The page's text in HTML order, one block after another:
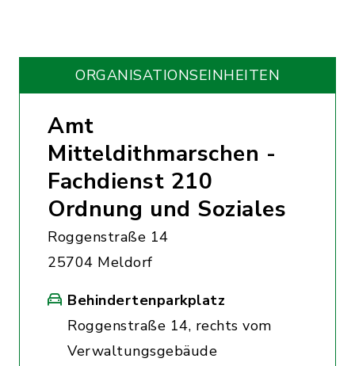
ORGANISATIONS­EINHEITEN
Amt
Mitteldithmarschen -
Fachdienst 210
Ordnung und Soziales
Roggenstraße 14
25704 Meldorf
Behindertenparkplatz
Roggenstraße 14, rechts vom
Verwaltungsgebäude